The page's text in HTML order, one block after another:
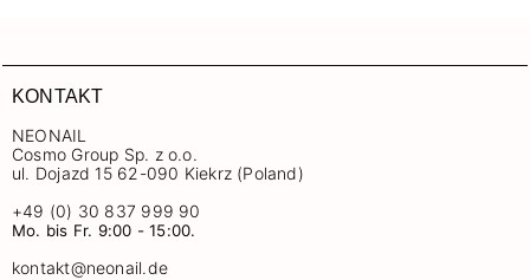
KONTAKT
NEONAIL
Cosmo Group Sp. z o.o.
ul. Dojazd 15 62-090 Kiekrz (Poland)
+49 (0) 30 837 999 90
Mo. bis Fr. 9:00 - 15:00.
kontakt@neonail.de